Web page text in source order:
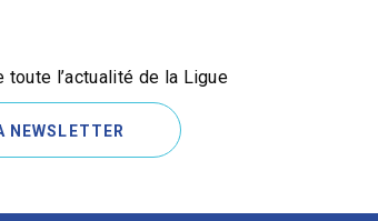
l’actualité de la Ligue
NEWSLETTER